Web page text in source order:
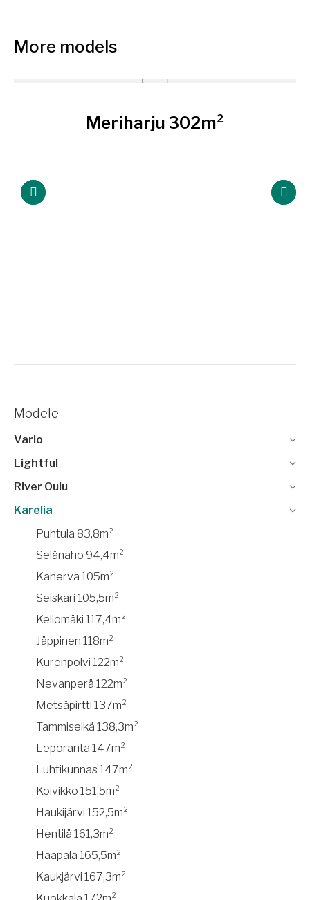
More models
Meriharju 302m²
Modele
Vario
Lightful
River Oulu
Karelia
Puhtula 83,8m²
Selänaho 94,4m²
Kanerva 105m²
Seiskari 105,5m²
Kellomäki 117,4m²
Jäppinen 118m²
Kurenpolvi 122m²
Nevanperä 122m²
Metsäpirtti 137m²
Tammiselkä 138,3m²
Leporanta 147m²
Luhtikunnas 147m²
Koivikko 151,5m²
Haukijärvi 152,5m²
Hentilä 161,3m²
Haapala 165,5m²
Kaukjärvi 167,3m²